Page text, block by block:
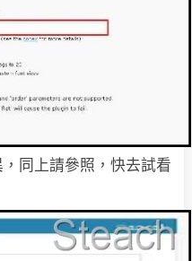
同上請參照，快去試看